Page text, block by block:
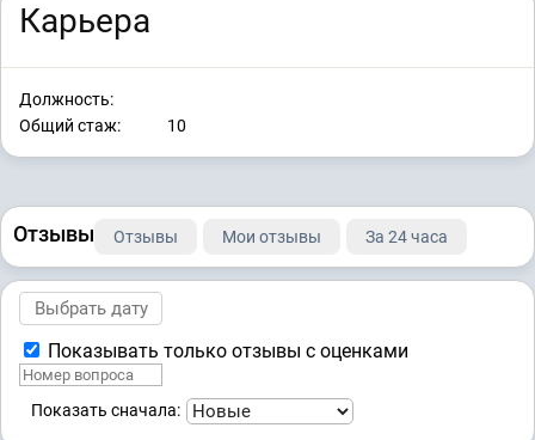
Карьера
Должность:
Общий стаж:
10
Отзывы Отзывы Мои отзывы За 24 часа
Показывать только отзывы с оценками
Показать сначала: